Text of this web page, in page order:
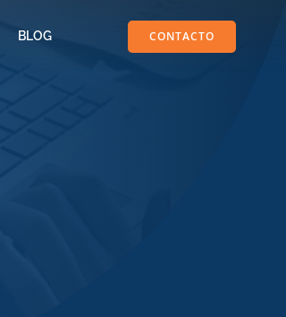
BLOG CONTACTO